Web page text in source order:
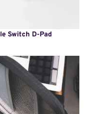
Switch D-Pad